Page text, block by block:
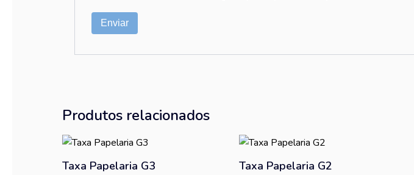
Produtos relacionados
Taxa Papelaria G3 Taxa Papelaria G2